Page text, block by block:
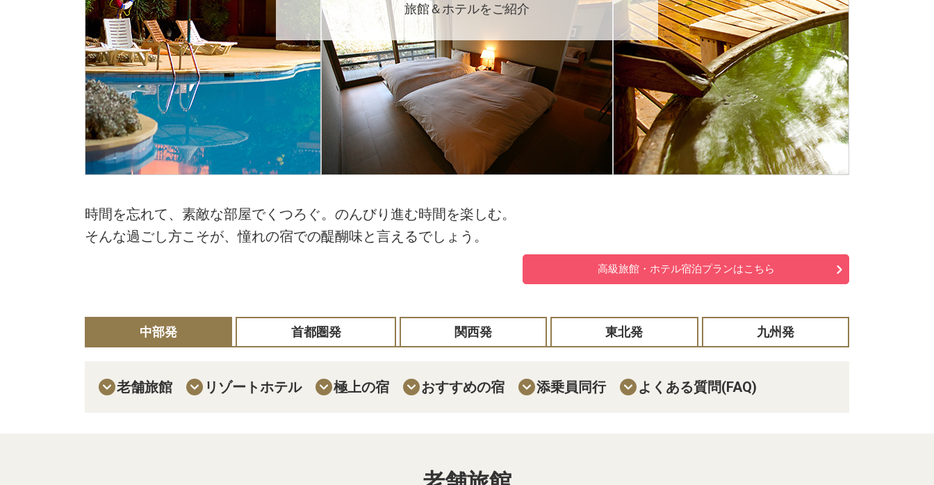
旅館＆ホテルをご紹介
時間を忘れて、素敵な部屋でくつろぐ。のんびり進む時間を楽しむ。
そんな過ごし方こそが、憧れの宿での醍醐味と言えるでしょう。
高級旅館・ホテル宿泊プランはこちら
中部発 首都圏発 関西発 東北発 九州発
老舗旅館 リゾートホテル 極上の宿 おすすめの宿 添乗員同行 よくある質問(FAQ)